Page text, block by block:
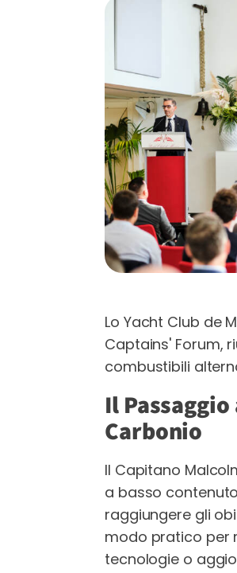
Lo Yacht Club de
Captains' Forum,
combustibili
Il
Carbonio
Il Capitano
a basso
raggiungere gli
modo pratico per
tecnologie o